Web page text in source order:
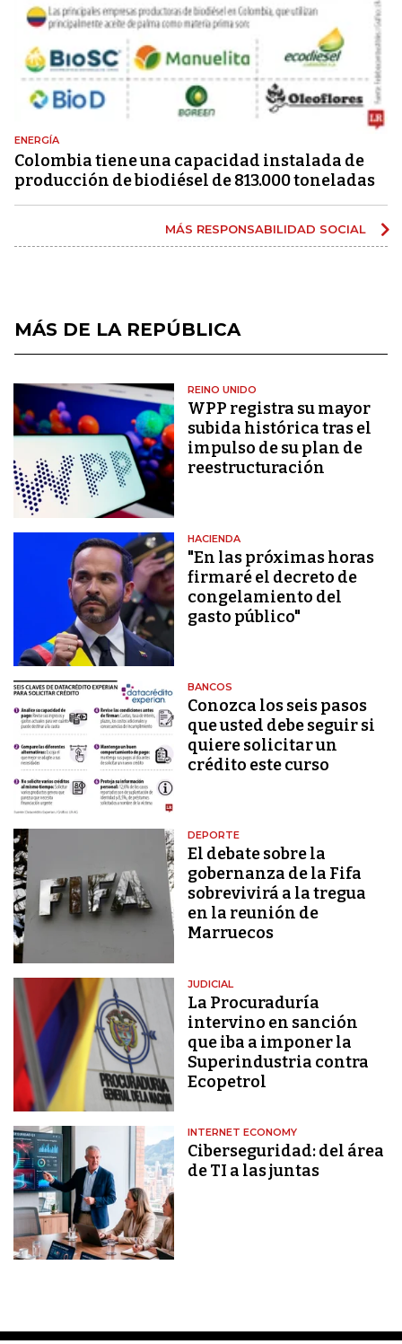
ENERGÍA
Colombia tiene una capacidad instalada de
producción de biodiésel de 813.000 toneladas
MÁS RESPONSABILIDAD SOCIAL
MÁS DE LA REPÚBLICA
REINO UNIDO
WPP registra su mayor
subida histórica tras el
impulso de su plan de
reestructuración
HACIENDA
"En las próximas horas
firmaré el decreto de
congelamiento del
gasto público"
BANCOS
Conozca los seis pasos
que usted debe seguir si
quiere solicitar un
crédito este curso
DEPORTE
El debate sobre la
gobernanza de la Fifa
sobrevivirá a la tregua
en la reunión de
Marruecos
JUDICIAL
La Procuraduría
intervino en sanción
que iba a imponer la
Superindustria contra
Ecopetrol
INTERNET ECONOMY
Ciberseguridad: del área
de TI a las juntas